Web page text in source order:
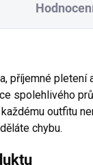
příjemné
spolehlivého
outfitu
chybu.